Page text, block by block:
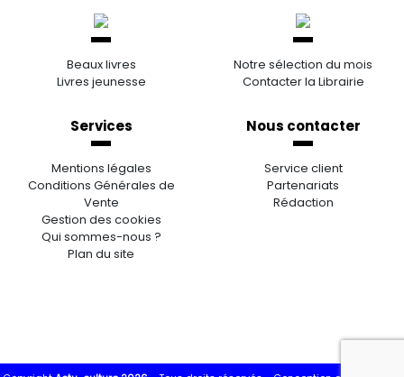
Beaux livres
Livres jeunesse
Notre sélection du mois
Contacter la Librairie
Services
Mentions légales
Conditions Générales de
Vente
Gestion des cookies
Qui sommes-nous ?
Plan du site
Nous contacter
Service client
Partenariats
Rédaction